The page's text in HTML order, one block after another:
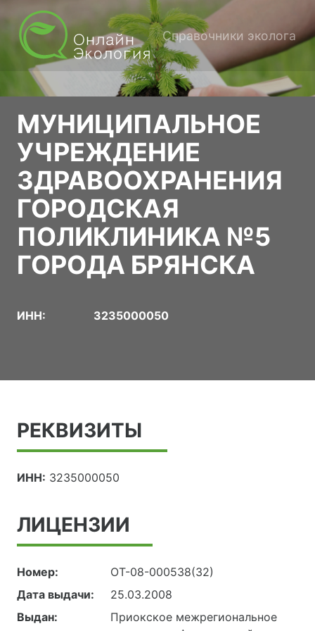
Справочники эколога
МУНИЦИПАЛЬНОЕ
УЧРЕЖДЕНИЕ
ЗДРАВООХРАНЕНИЯ
ГОРОДСКАЯ
ПОЛИКЛИНИКА №5
ГОРОДА БРЯНСКА
ИНН: 3235000050
РЕКВИЗИТЫ
ИНН: 3235000050
ЛИЦЕНЗИИ
Номер:
ОТ-08-000538(32)
Дата выдачи:
25.03.2008
Выдан:
Приокское межрегиональное